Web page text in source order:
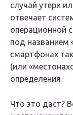
случай утери
отвечает
операционной
под названием
смартфонах
(или
определения
Что это даст?